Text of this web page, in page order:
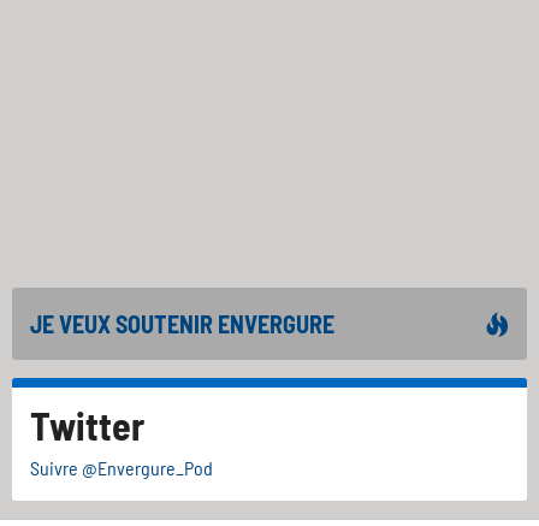
JE VEUX SOUTENIR ENVERGURE
Twitter
Suivre @Envergure_Pod